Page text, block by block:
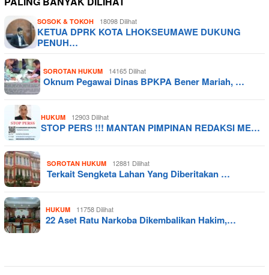
SOSOK & TOKOH 18098 Dilihat
KETUA DPRK KOTA LHOKSEUMAWE DUKUNG
PENUH…
SOROTAN HUKUM 14165 Dilihat
Oknum Pegawai Dinas BPKPA Bener Mariah, …
HUKUM 12903 Dilihat
STOP PERS !!! MANTAN PIMPINAN REDAKSI ME…
SOROTAN HUKUM 12881 Dilihat
Terkait Sengketa Lahan Yang Diberitakan …
HUKUM 11758 Dilihat
22 Aset Ratu Narkoba Dikembalikan Hakim,…